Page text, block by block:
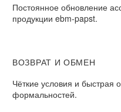
Постоянное обновление
продукции ebm-papst.
ВОЗВРАТ И ОБМЕН
Чёткие условия и быстрая
формальностей.